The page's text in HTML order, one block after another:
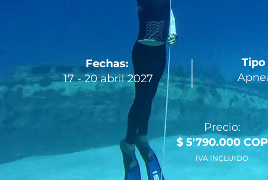
Fechas:
17 - 20 abril 2027
Precio:
$ 5'790.000 COP
IVA INCLUIDO